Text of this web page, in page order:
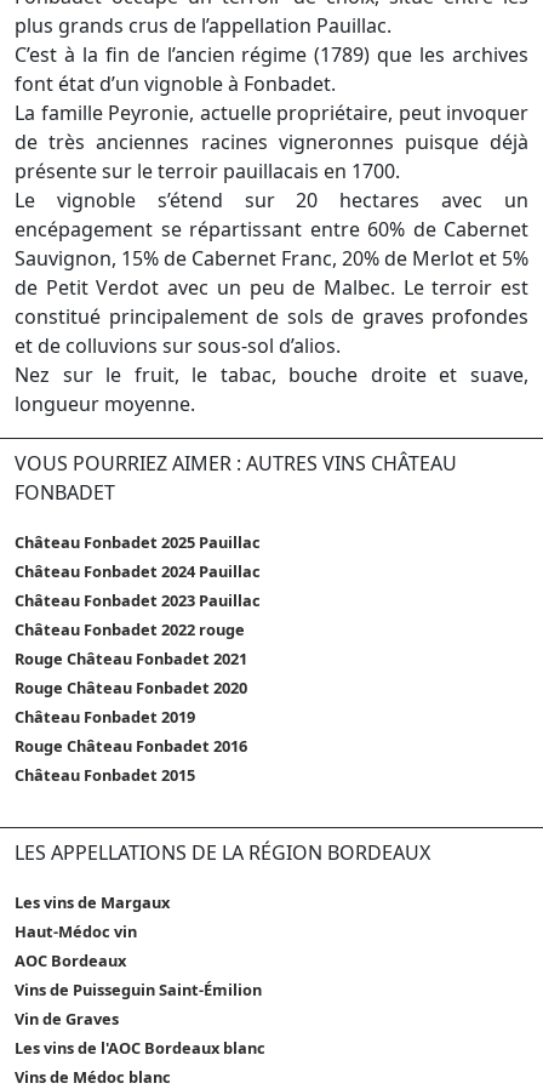
plus grands crus de l’appellation Pauillac.
C’est à la fin de l’ancien régime (1789) que les archives
font état d’un vignoble à Fonbadet.
La famille Peyronie, actuelle propriétaire, peut invoquer
de très anciennes racines vigneronnes puisque déjà
présente sur le terroir pauillacais en 1700.
Le vignoble s’étend sur 20 hectares avec un
encépagement se répartissant entre 60% de Cabernet
Sauvignon, 15% de Cabernet Franc, 20% de Merlot et 5%
de Petit Verdot avec un peu de Malbec. Le terroir est
constitué principalement de sols de graves profondes
et de colluvions sur sous-sol d’alios.
Nez sur le fruit, le tabac, bouche droite et suave,
longueur moyenne.
VOUS POURRIEZ AIMER : AUTRES VINS CHÂTEAU
FONBADET
Château Fonbadet 2025 Pauillac
Château Fonbadet 2024 Pauillac
Château Fonbadet 2023 Pauillac
Château Fonbadet 2022 rouge
Rouge Château Fonbadet 2021
Rouge Château Fonbadet 2020
Château Fonbadet 2019
Rouge Château Fonbadet 2016
Château Fonbadet 2015
LES APPELLATIONS DE LA RÉGION BORDEAUX
Les vins de Margaux
Haut-Médoc vin
AOC Bordeaux
Vins de Puisseguin Saint-Émilion
Vin de Graves
Les vins de l'AOC Bordeaux blanc
Vins de Médoc blanc